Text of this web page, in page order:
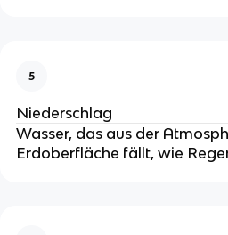
5
Niederschlag
Wasser, das aus der
Erdoberfläche fällt, wie